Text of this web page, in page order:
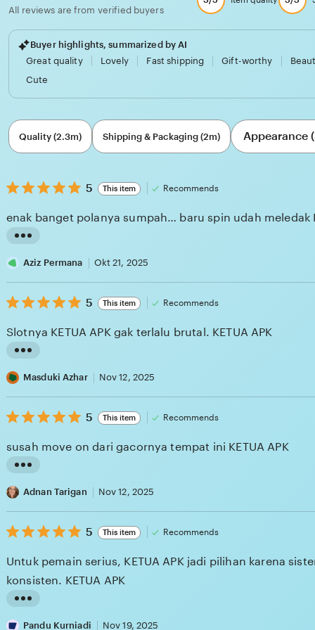
All reviews are from verified buyers
Buyer highlights, summarized by AI
Great quality
Lovely Fast shipping Gift-worthy
Cute
Filter
by
category
Quality (2.3m) Shipping & Packaging (2m) Appearance
5
out
5
stars
5 This item Recommends
i
s
t
n
r
e
v
e
b
y
M
l
i
s
enak banget polanya sumpah… baru spin udah meledak
Aziz Permana Okt 21, 2025
5
out
5
stars
5 This item Recommends
i
s
t
n
r
e
v
e
w
y
Slotnya KETUA APK gak terlalu brutal. KETUA APK
Masduki Azhar Nov 12, 2025
5
out
5
stars
5 This item Recommends
i
s
t
n
g
e
susah move on dari gacornya tempat ini KETUA APK
Adnan Tarigan Nov 12, 2025
5
out
5
stars
5 This item Recommends
i
Untuk pemain serius, KETUA APK jadi pilihan karena
konsisten. KETUA APK
Pandu Kurniadi Nov 19, 2025